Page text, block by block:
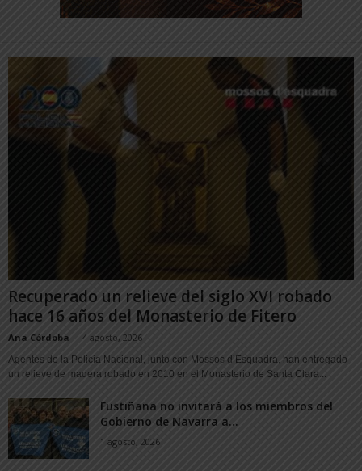
Recuperado un relieve del siglo XVI robado
hace 16 años del Monasterio de Fitero
Ana Córdoba - 4 agosto, 2026
Agentes de la Policía Nacional, junto con Mossos d’Esquadra, han entregado
un relieve de madera robado en 2010 en el Monasterio de Santa Clara...
Fustiñana no invitará a los miembros del
Gobierno de Navarra a...
1 agosto, 2026